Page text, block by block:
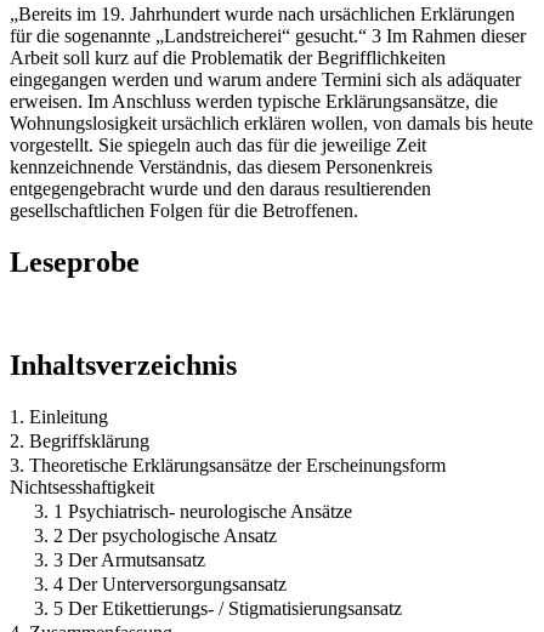
„Bereits im 19. Jahrhundert wurde nach ursächlichen Erklärungen
für die sogenannte „Landstreicherei“ gesucht.“ 3 Im Rahmen dieser
Arbeit soll kurz auf die Problematik der Begrifflichkeiten
eingegangen werden und warum andere Termini sich als adäquater
erweisen. Im Anschluss werden typische Erklärungsansätze, die
Wohnungslosigkeit ursächlich erklären wollen, von damals bis heute
vorgestellt. Sie spiegeln auch das für die jeweilige Zeit
kennzeichnende Verständnis, das diesem Personenkreis
entgegengebracht wurde und den daraus resultierenden
gesellschaftlichen Folgen für die Betroffenen.
Leseprobe
Inhaltsverzeichnis
1. Einleitung
2. Begriffsklärung
3. Theoretische Erklärungsansätze der Erscheinungsform
Nichtsesshaftigkeit
3. 1 Psychiatrisch- neurologische Ansätze
3. 2 Der psychologische Ansatz
3. 3 Der Armutsansatz
3. 4 Der Unterversorgungsansatz
3. 5 Der Etikettierungs- / Stigmatisierungsansatz